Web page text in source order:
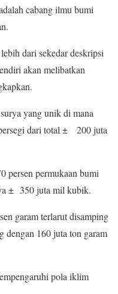
cabang ilmu bumi
dari sekedar deskripsi
akan melibatkan
yang unik di mana
dari total ± 200 juta
persen permukaan bumi
± 350 juta mil kubik.
garam terlarut disamping
dengan 160 juta ton garam
pola iklim